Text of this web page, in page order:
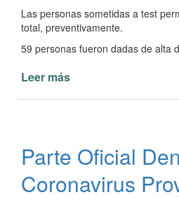
Las personas sometidas a test
total, preventivamente.
59 personas fueron dadas de alta
Leer más
la
Patria
Parte Oficial
Coronavirus